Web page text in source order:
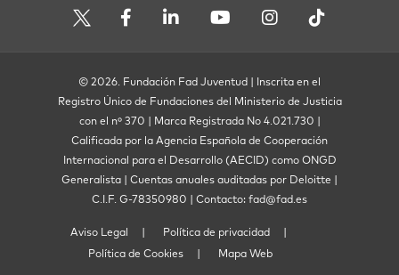
© 2026. Fundación Fad Juventud | Inscrita en el
Registro Único de Fundaciones del Ministerio de Justicia
con el nº 370 | Marca Registrada No 4.021.730 |
Calificada por la Agencia Española de Cooperación
Internacional para el Desarrollo (AECID) como ONGD
Generalista | Cuentas anuales auditadas por Deloitte |
C.I.F. G-78350980 | Contacto: fad@fad.es
Aviso Legal
Política de privacidad
Política de Cookies
Mapa Web